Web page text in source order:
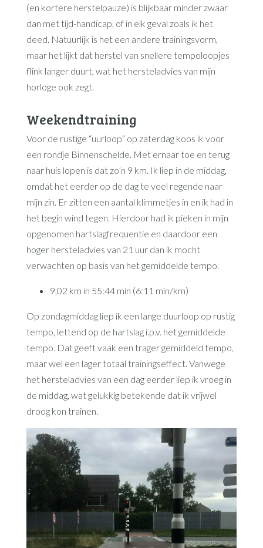
(en kortere herstelpauze) is blijkbaar minder zwaar
dan met tijd-handicap, of in elk geval zoals ik het
deed. Natuurlijk is het een andere trainingsvorm,
maar het lijkt dat herstel van snellere tempoloopjes
flink langer duurt, wat het hersteladvies van mijn
horloge ook zegt.
Weekendtraining
Voor de rustige “uurloop” op zaterdag koos ik voor
een rondje Binnenschelde. Met ernaar toe en terug
naar huis lopen is dat zo’n 9 km. Ik liep in de middag,
omdat het eerder op de dag te veel regende naar
mijn zin. Er zitten een aantal klimmetjes in en ik had in
het begin wind tegen. Hierdoor had ik pieken in mijn
opgenomen hartslagfrequentie en daardoor een
hoger hersteladvies van 21 uur dan ik mocht
verwachten op basis van het gemiddelde tempo.
9,02 km in 55:44 min (6:11 min/km)
Op zondagmiddag liep ik een lange duurloop op rustig
tempo, lettend op de hartslag i.p.v. het gemiddelde
tempo. Dat geeft vaak een trager gemiddeld tempo,
maar wel een lager totaal trainingseffect. Vanwege
het hersteladvies van een dag eerder liep ik vroeg in
de middag, wat gelukkig betekende dat ik vrijwel
droog kon trainen.